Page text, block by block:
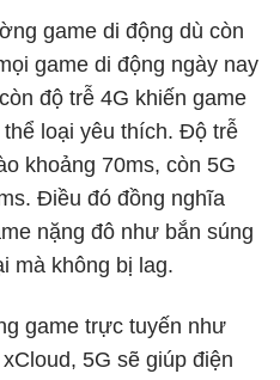
game di động dù còn
game di động ngày nay
độ trễ 4G khiến game
loại yêu thích. Độ trễ
khoảng 70ms, còn 5G
Điều đó đồng nghĩa
nặng đô như bắn súng
mà không bị lag.
game trực tuyến như
5G sẽ giúp điện